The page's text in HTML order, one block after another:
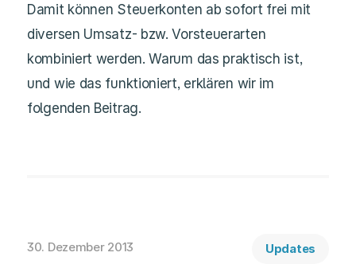
Damit können Steuerkonten ab sofort frei mit
diversen Umsatz- bzw. Vorsteuerarten
kombiniert werden. Warum das praktisch ist,
und wie das funktioniert, erklären wir im
folgenden Beitrag.
30. Dezember 2013 Updates